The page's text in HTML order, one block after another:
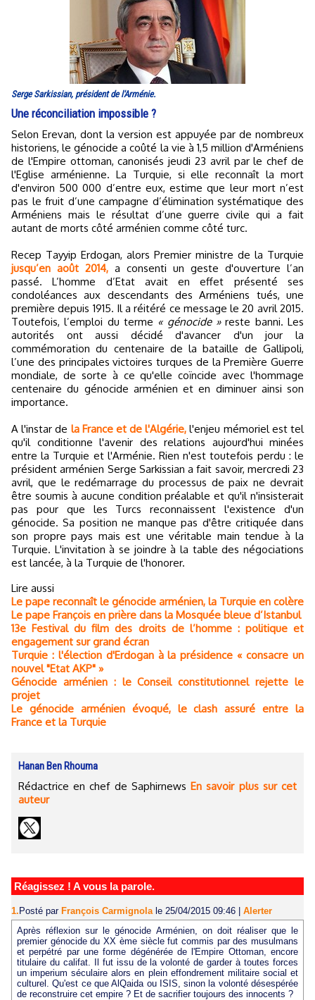
Serge Sarkissian, président de l'Arménie.
Une réconciliation impossible ?
Selon Erevan, dont la version est appuyée par de nombreux
historiens, le génocide a coûté la vie à 1,5 million d'Arméniens
de l'Empire ottoman, canonisés jeudi 23 avril par le chef de
l'Eglise arménienne. La Turquie, si elle reconnaît la mort
d'environ 500 000 d’entre eux, estime que leur mort n’est
pas le fruit d’une campagne d’élimination systématique des
Arméniens mais le résultat d’une guerre civile qui a fait
autant de morts côté arménien comme côté turc.
Recep Tayyip Erdogan, alors Premier ministre de la Turquie
jusqu’en août 2014, a consenti un geste d'ouverture l’an
passé. L’homme d’Etat avait en effet présenté ses
condoléances aux descendants des Arméniens tués, une
première depuis 1915. Il a réitéré ce message le 20 avril 2015.
Toutefois, l’emploi du terme « génocide »reste banni. Les
autorités ont aussi décidé d'avancer d'un jour la
commémoration du centenaire de la bataille de Gallipoli,
l’une des principales victoires turques de la Première Guerre
mondiale, de sorte à ce qu'elle coïncide avec l'hommage
centenaire du génocide arménien et en diminuer ainsi son
importance.
A l'instar de la France et de l'Algérie, l'enjeu mémoriel est tel
qu'il conditionne l'avenir des relations aujourd'hui minées
entre la Turquie et l'Arménie. Rien n'est toutefois perdu : le
président arménien Serge Sarkissian a fait savoir, mercredi 23
avril, que le redémarrage du processus de paix ne devrait
être soumis à aucune condition préalable et qu'il n'insisterait
pas pour que les Turcs reconnaissent l'existence d'un
génocide. Sa position ne manque pas d'être critiquée dans
son propre pays mais est une véritable main tendue à la
Turquie. L'invitation à se joindre à la table des négociations
est lancée, à la Turquie de l'honorer.
Lire aussi
Le pape reconnaît le génocide arménien, la Turquie en colère
Le pape François en prière dans la Mosquée bleue d’Istanbul
13e Festival du film des droits de l’homme : politique et
engagement sur grand écran
Turquie : l'élection d'Erdogan à la présidence « consacre un
nouvel "Etat AKP" »
Génocide arménien : le Conseil constitutionnel rejette le
projet
Le génocide arménien évoqué, le clash assuré entre la
France et la Turquie
Hanan Ben Rhouma
Rédactrice en chef de SaphirnewsEn savoir plus sur cet
auteur
Réagissez ! A vous la parole.
1. Posté par François Carmignola le 25/04/2015 09:46
Alerter
Après réflexion sur le génocide Arménien, on doit réaliser que le
premier génocide du XX ème siècle fut commis par des musulmans
et perpétré par une forme dégénérée de l'Empire Ottoman, encore
titulaire du califat. Il fut issu de la volonté de garder à toutes forces
un imperium séculaire alors en plein effondrement militaire social et
culturel. Qu'est ce que AlQaida ou ISIS, sinon la volonté désespérée
de reconstruire cet empire ? Et de sacrifier toujours des innocents ?